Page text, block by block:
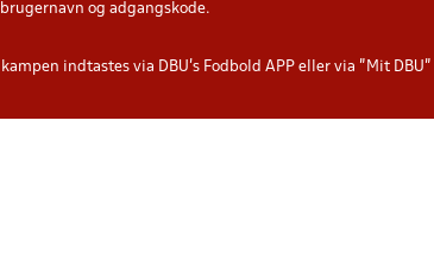
og adgangskode.
indtastes via DBU's Fodbold APP eller via ”Mit DBU”